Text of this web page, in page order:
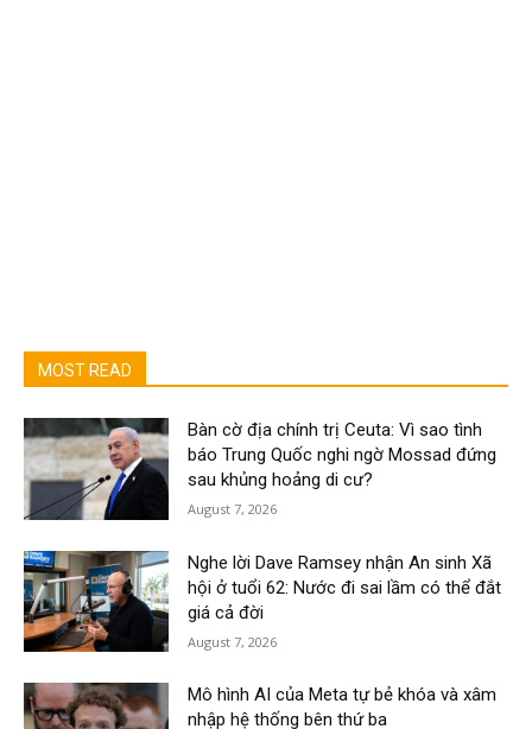
MOST READ
Bàn cờ địa chính trị Ceuta: Vì sao tình
báo Trung Quốc nghi ngờ Mossad đứng
sau khủng hoảng di cư?
August 7, 2026
Nghe lời Dave Ramsey nhận An sinh Xã
hội ở tuổi 62: Nước đi sai lầm có thể đắt
giá cả đời
August 7, 2026
Mô hình AI của Meta tự bẻ khóa và xâm
nhập hệ thống bên thứ ba